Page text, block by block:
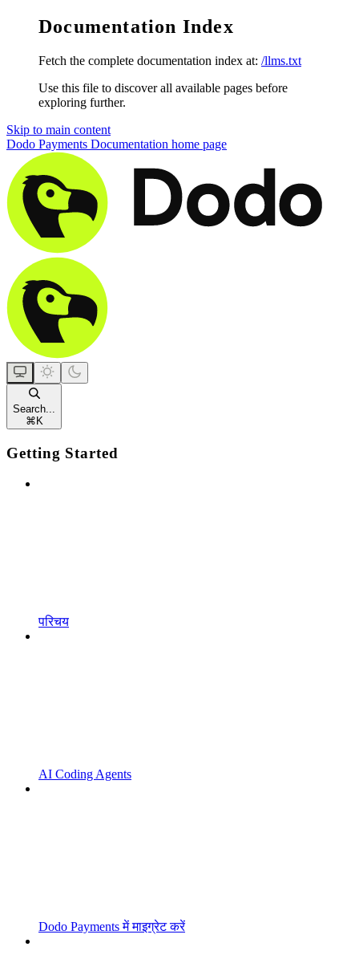
Documentation Index
Fetch the complete documentation index at: /llms.txt
Use this file to discover all available pages before
exploring further.
Skip to main content
Dodo Payments Documentation home page
Search...
⌘ K
Getting Started
परिचय
AI Coding Agents
Dodo Payments में माइग्रेट करें